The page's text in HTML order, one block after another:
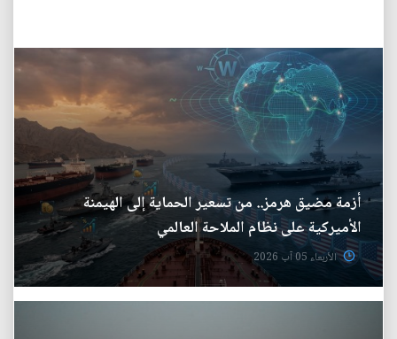
أزمة مضيق هرمز.. من تسعير الحماية إلى الهيمنة
الأميركية على نظام الملاحة العالمي
الأربعاء 05 آب 2026